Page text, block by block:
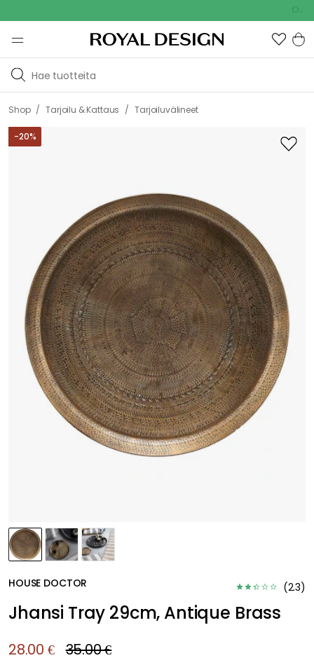
Outdoor
Shop / Tarjoilu & Kattaus / Tarjoiluvälineet
-20%
HOUSE DOCTOR (2.3)
Jhansi Tray 29cm, Antique Brass
28.00 € 35.00 €